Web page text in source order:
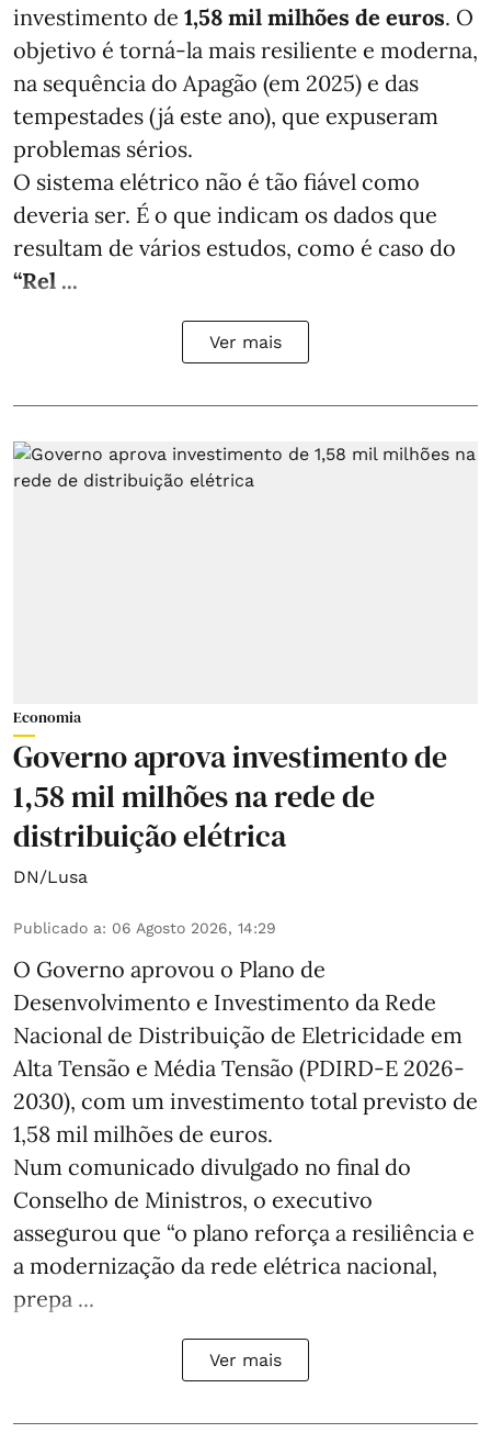
investimento de 1,58 mil milhões de euros. O
objetivo é torná-la mais resiliente e moderna,
na sequência do Apagão (em 2025) e das
tempestades (já este ano), que expuseram
problemas sérios.
O sistema elétrico não é tão fiável como
deveria ser. É o que indicam os dados que
resultam de vários estudos, como é caso do
“Rel ...
Ver mais
Economia
Governo aprova investimento de
1,58 mil milhões na rede de
distribuição elétrica
DN/Lusa
Publicado a: 06 Agosto 2026, 14:29
O Governo aprovou o Plano de
Desenvolvimento e Investimento da Rede
Nacional de Distribuição de Eletricidade em
Alta Tensão e Média Tensão (PDIRD-E 2026-
2030), com um investimento total previsto de
1,58 mil milhões de euros.
Num comunicado divulgado no final do
Conselho de Ministros, o executivo
assegurou que “o plano reforça a resiliência e
a modernização da rede elétrica nacional,
prepa ...
Ver mais